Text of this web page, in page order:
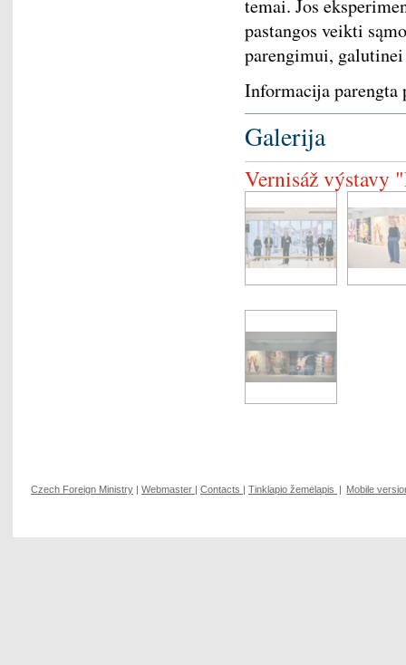
temai. Jos
pastangos veikti
parengimui,
Informacija
Galerija
Vernisáž výstavy
Czech Foreign Ministry Webmaster Contacts Tinklapio žemėlapis Mobile